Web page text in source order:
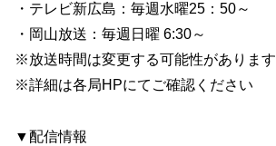
・テレビ新広島：毎週水曜25：50～
・岡山放送：毎週日曜 6:30～
※放送時間は変更する可能性があります
※詳細は各局HPにてご確認ください
▼配信情報